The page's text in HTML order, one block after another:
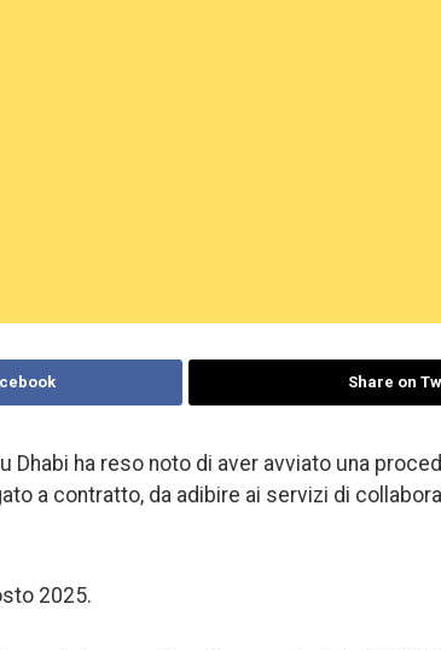
Share on
Dhabi ha reso noto di aver avviato una
a contratto, da adibire ai servizi di
2025.